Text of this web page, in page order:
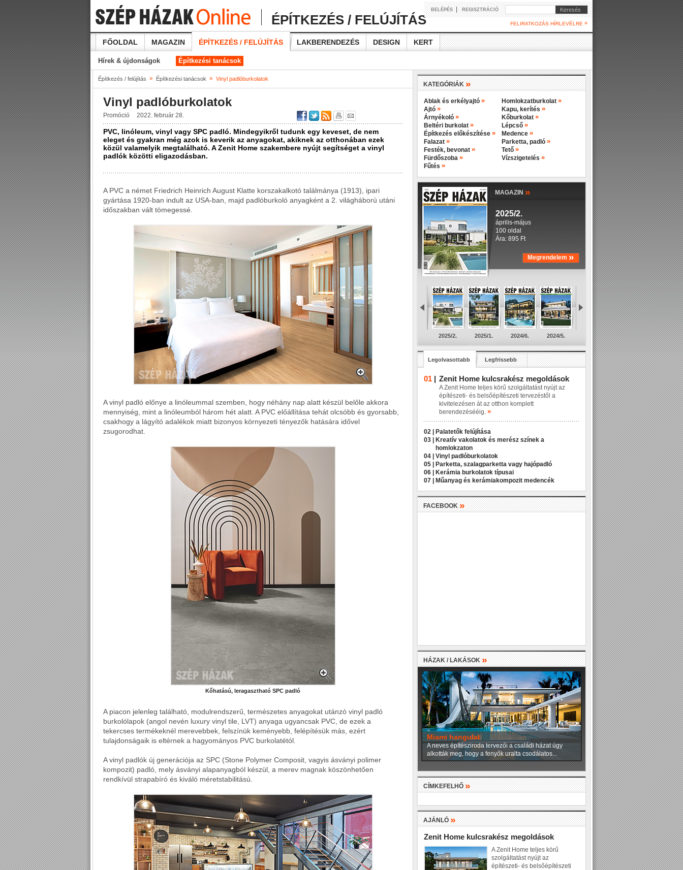
ÉPÍTKEZÉS / FELÚJÍTÁS
BELÉPÉS| REGISZTRÁCIÓ Keresés
FELIRATKOZÁS HÍRLEVÉLRE »
FŐOLDAL MAGAZIN ÉPÍTKEZÉS / FELÚJÍTÁS LAKBERENDEZÉS DESIGN KERT
Hírek & újdonságok Építkezési tanácsok
Építkezés / felújítás » Építkezési tanácsok » Vinyl padlóburkolatok
Vinyl padlóburkolatok
Promóció 2022. február 28.
PVC, linóleum, vinyl vagy SPC padló. Mindegyikről tudunk egy keveset, de nem
eleget és gyakran még azok is keverik az anyagokat, akiknek az otthonában ezek
közül valamelyik megtalálható. A Zenit Home szakembere nyújt segítséget a vinyl
padlók közötti eligazodásban.
A PVC a német Friedrich Heinrich August Klatte korszakalkotó találmánya (1913), ipari
gyártása 1920-ban indult az USA-ban, majd padlóburkoló anyagként a 2. világháború utáni
időszakban vált tömegessé.
A vinyl padló előnye a linóleummal szemben, hogy néhány nap alatt készül belőle akkora
mennyiség, mint a linóleumból három hét alatt. A PVC előállítása tehát olcsóbb és gyorsabb,
csakhogy a lágyító adalékok miatt bizonyos környezeti tényezők hatására idővel
zsugorodhat.
Kőhatású, leragasztható SPC padló
A piacon jelenleg található, modulrendszerű, természetes anyagokat utánzó vinyl padló
burkolólapok (angol nevén luxury vinyl tile, LVT) anyaga ugyancsak PVC, de ezek a
tekercses termékeknél merevebbek, felszínük keményebb, felépítésük más, ezért
tulajdonságaik is eltérnek a hagyományos PVC burkolatétól.
A vinyl padlók új generációja az SPC (Stone Polymer Composit, vagyis ásványi polimer
kompozit) padló, mely ásványi alapanyagból készül, a merev magnak köszönhetően
rendkívül strapabíró és kiváló méretstabilitású.
KATEGÓRIÁK»
Ablak és erkélyajtó »
Ajtó »
Árnyékoló »
Beltéri burkolat »
Építkezés előkészítése »
Falazat »
Festék, bevonat »
Fürdőszoba »
Fűtés »
Homlokzatburkolat »
Kapu, kerítés »
Kőburkolat »
Lépcső »
Medence »
Parketta, padló »
Tető »
Vízszigetelés »
MAGAZIN »
2025/2.
április-május
100 oldal
Ára: 895 Ft
Megrendelem »
2025/2. 2025/1. 2024/6. 2024/5.
Legolvasottabb Legfrissebb
01 | Zenit Home kulcsrakész megoldások
A Zenit Home teljes körű szolgáltatást nyújt az
építészeti- és belsőépítészeti tervezéstől a
kivitelezésen át az otthon komplett
berendezésééig. »
02 |
Palatetők felújítása
03 |
Kreatív vakolatok és merész színek a
homlokzaton
04 |
Vinyl padlóburkolatok
05 |
Parketta, szalagparketta vagy hajópadló
06 |
Kerámia burkolatok típusai
07 |
Műanyag és kerámiakompozit medencék
FACEBOOK»
HÁZAK / LAKÁSOK »
Miami hangulat
A neves építésziroda tervezői a családi házat úgy
alkották meg, hogy a fenyők uralta csodálatos...
CÍMKEFELHŐ»
AJÁNLÓ»
Zenit Home kulcsrakész megoldások
A Zenit Home teljes körű
szolgáltatást nyújt az
építészeti- és belsőépítészeti